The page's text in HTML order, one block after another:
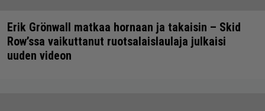
Erik Grönwall matkaa hornaan ja takaisin – Skid
Row’ssa vaikuttanut ruotsalaislaulaja julkaisi
uuden videon